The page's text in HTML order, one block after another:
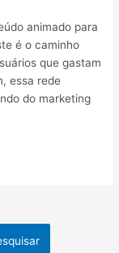
animado para
é o caminho
que gastam
essa rede
do marketing